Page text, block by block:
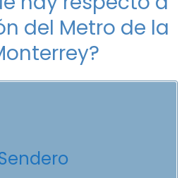
del Metro de la